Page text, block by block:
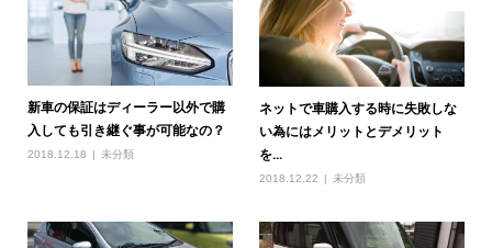
新車の保証はディーラー以外で購
入しても引き継ぐ事が可能なの？
2018.12.18 未分類
ネットで車購入する時に失敗しな
い為にはメリットとデメリット
を...
2018.12.22 未分類